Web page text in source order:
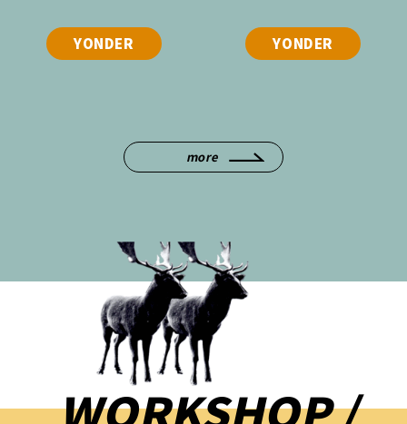
YONDER YONDER
more
WORKSHOP /